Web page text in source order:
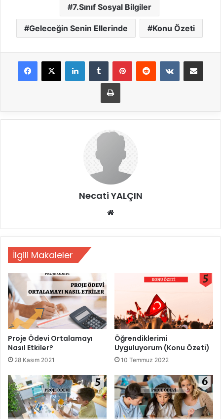
7.Sınıf Sosyal Bilgiler
Geleceğin Senin Ellerinde Konu Özeti
LinkedInTumblr PinterestReddit VKontakteE-Posta ile
Yazdır
Necati YALÇIN
İlgili Makaleler
Proje Ödevi Ortalamayı
Nasıl Etkiler?
28 Kasım 2021
Öğrendiklerimi
Uyguluyorum (Konu Özeti)
10 Temmuz 2022